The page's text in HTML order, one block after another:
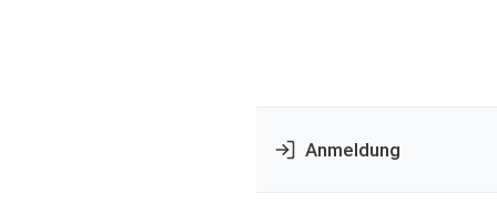
Anmeldung